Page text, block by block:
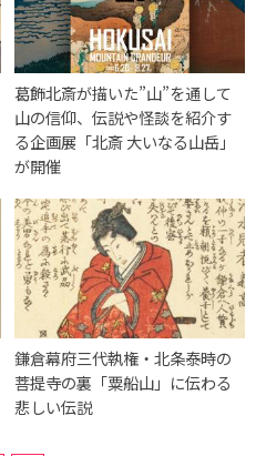
葛飾北斎が描いた”山”を通して
山の信仰、伝説や怪談を紹介す
る企画展「北斎 大いなる山岳」
が開催
鎌倉幕府三代執権・北条泰時の
菩提寺の裏「粟船山」に伝わる
悲しい伝説